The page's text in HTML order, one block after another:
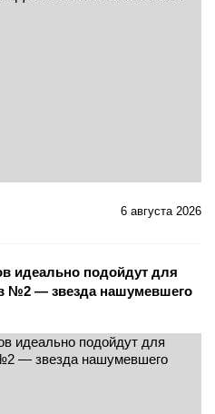
6 августа 2026
идеально подойдут для
№2 — звезда нашумевшего